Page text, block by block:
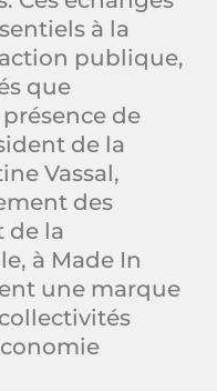
à la
publique,
que
de
de la
Vassal,
des
de la
à Made In
une marque